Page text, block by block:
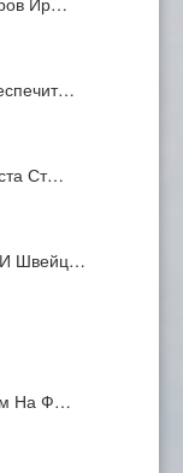
Ст…
И Швейц…
На Ф…